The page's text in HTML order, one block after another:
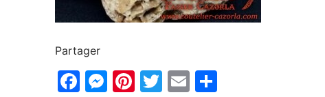
Partager
Facebook
Messenger
Pinterest
Twitter
Email